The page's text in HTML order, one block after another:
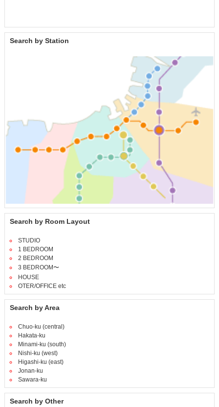
Search by Station
Search by Room Layout
STUDIO
1 BEDROOM
2 BEDROOM
3 BEDROOM〜
HOUSE
OTER/OFFICE etc
Search by Area
Chuo-ku (central)
Hakata-ku
Minami-ku (south)
Nishi-ku (west)
Higashi-ku (east)
Jonan-ku
Sawara-ku
Search by Other